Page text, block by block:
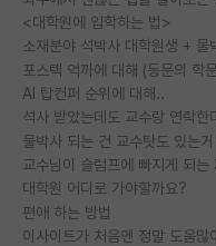
<대학원에 입학하는 법>
소재분야 석박사 대학원생 + 물
AI 탑컨퍼 순위에 대해..
석사 받았는데도 교수랑 연락한
물박사 되는 건 교수탓도 있는
교수님이 슬럼프에 빠지게 되는
대학원 어디로 가야할까요?
편애 하는 방법
이사이트가 처음엔 정말 도움많